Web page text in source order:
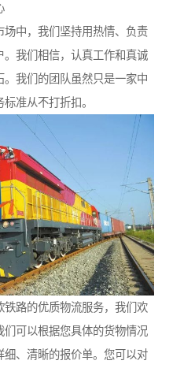
中，我们坚持用热情、负责
我们相信，认真工作和真诚
我们的团队虽然只是一家中
准从不打折扣。
路的优质物流服务，我们欢
可以根据您具体的货物情况
、清晰的报价单。您可以对